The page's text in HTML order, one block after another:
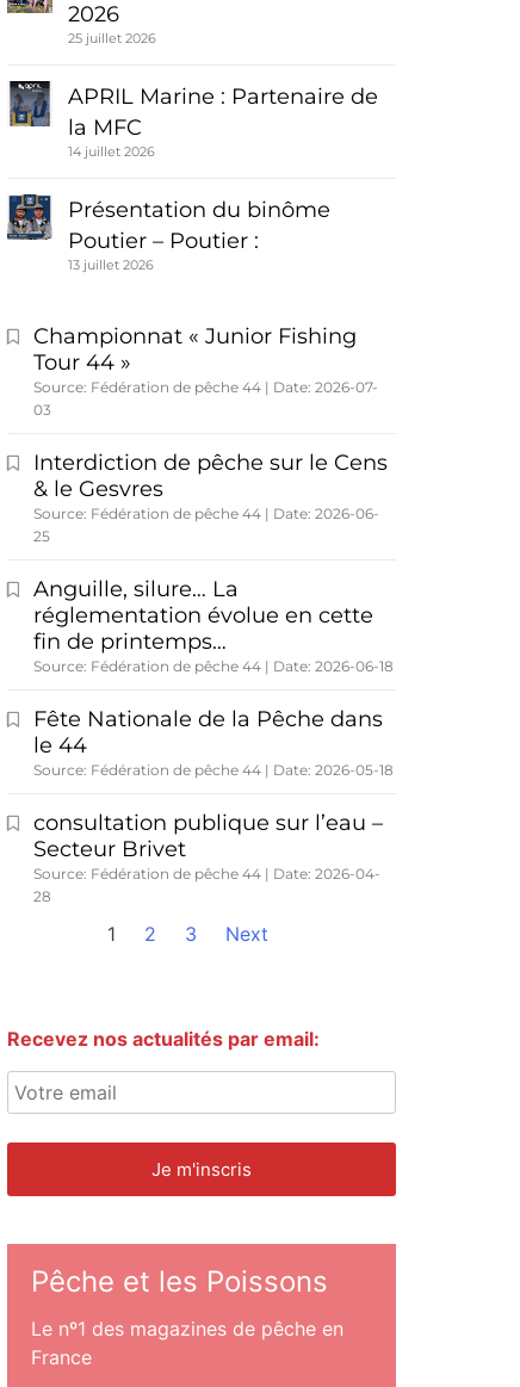
2026
25 juillet 2026
APRIL Marine : Partenaire de
la MFC
14 juillet 2026
Présentation du binôme
Poutier – Poutier :
13 juillet 2026
Championnat « Junior Fishing
Tour 44 »
Source: Fédération de pêche 44
Date: 2026-07-
03
Interdiction de pêche sur le Cens
& le Gesvres
Source: Fédération de pêche 44
Date: 2026-06-
25
Anguille, silure… La
réglementation évolue en cette
fin de printemps…
Source: Fédération de pêche 44 Date: 2026-06-18
Fête Nationale de la Pêche dans
le 44
Source: Fédération de pêche 44 Date: 2026-05-18
consultation publique sur l’eau –
Secteur Brivet
Source: Fédération de pêche 44
Date: 2026-04-
28
1 2 3 Next
Recevez nos actualités par email:
Pêche et les Poissons
Le nº1 des magazines de pêche en
France